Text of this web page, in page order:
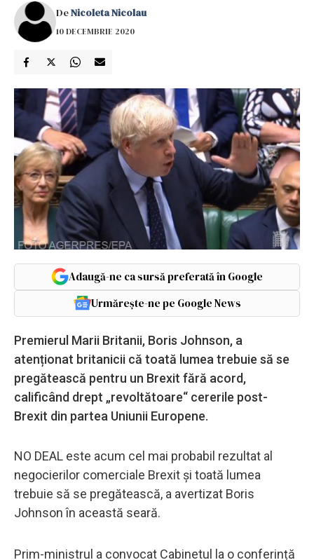
DeNicoleta Nicolau
10 DECEMBRIE 2020
Adaugă-ne ca sursă preferată în Google
Urmărește-ne pe Google News
Premierul Marii Britanii, Boris Johnson, a
atenționat britanicii că toată lumea trebuie să se
pregătească pentru un Brexit fără acord,
calificând drept „revoltătoare“ cererile post-
Brexit din partea Uniunii Europene.
NO DEAL este acum cel mai probabil rezultat al
negocierilor comerciale Brexit și toată lumea
trebuie să se pregătească, a avertizat Boris
Johnson în această seară.
Prim-ministrul a convocat Cabinetul la o conferință